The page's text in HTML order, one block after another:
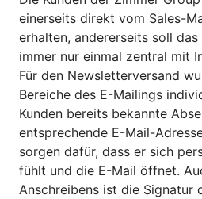
einerseits direkt vom Sales-
erhalten, andererseits soll
immer nur einmal zentral mit
Für den Newsletterversand
Bereiche des E-Mailings
Kunden bereits bekannte
entsprechende E-Mail-
sorgen dafür, dass er sich
fühlt und die E-Mail öffnet.
Anschreibens ist die Signatur